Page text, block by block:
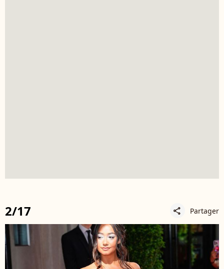
2/17 share Partager